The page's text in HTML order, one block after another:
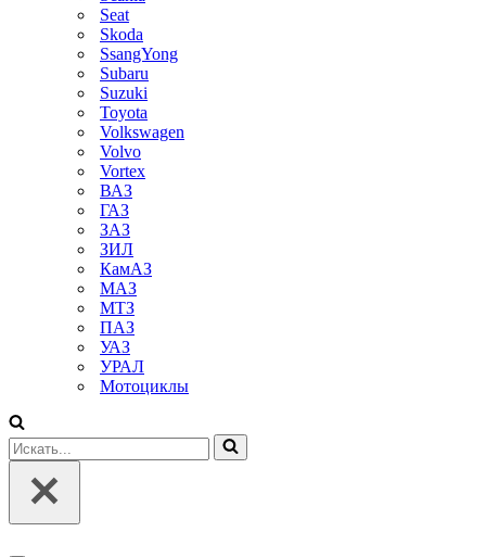
Seat
Skoda
SsangYong
Subaru
Suzuki
Toyota
Volkswagen
Volvo
Vortex
ВАЗ
ГАЗ
ЗАЗ
ЗИЛ
КамАЗ
МАЗ
МТЗ
ПАЗ
УАЗ
УРАЛ
Мотоциклы
Искать...